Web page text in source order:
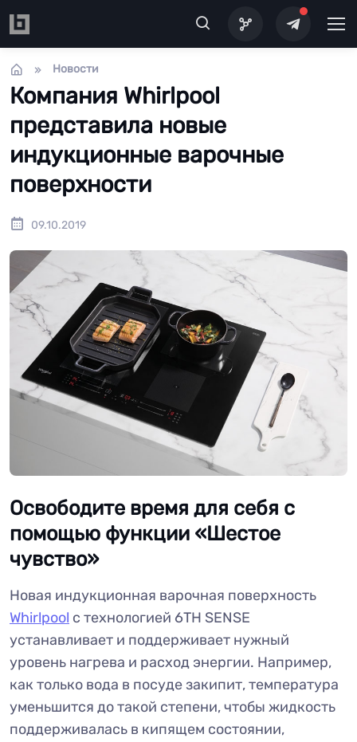
Новости
Компания Whirlpool
представила новые
индукционные варочные
поверхности
09.10.2019
Освободите время для себя с
помощью функции «Шестое
чувство»
Новая индукционная варочная поверхность
Whirlpool с технологией 6TH SENSE
устанавливает и поддерживает нужный
уровень нагрева и расход энергии. Например,
как только вода в посуде закипит, температура
уменьшится до такой степени, чтобы жидкость
поддерживалась в кипящем состоянии,